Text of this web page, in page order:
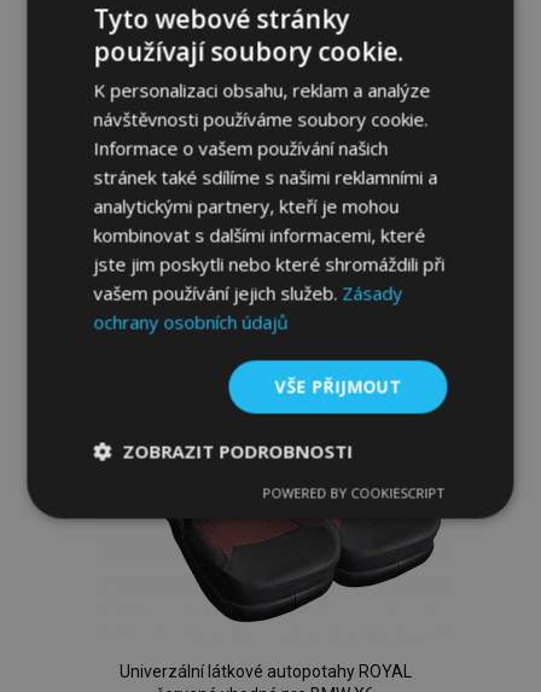
Univerzální látkové autopotahy ROYAL
modré vhodné pro BMW X6
1 399,00 Kč
Přidat Do Košíku
Přidat
k
oblíbeným
Univerzální látkové autopotahy ROYAL
Tyto webové stránky
používají soubory cookie.
K personalizaci obsahu, reklam a analýze
návštěvnosti používáme soubory cookie.
Informace o vašem používání našich
stránek také sdílíme s našimi reklamními a
analytickými partnery, kteří je mohou
kombinovat s dalšími informacemi, které
jste jim poskytli nebo které shromáždili při
vašem používání jejich služeb. Zásady
ochrany osobních údajů
VŠE PŘIJMOUT
ZOBRAZIT PODROBNOSTI
nutné
soubory
Výkonové
soubory
Soubory
POWERED BY COOKIESCRIPT